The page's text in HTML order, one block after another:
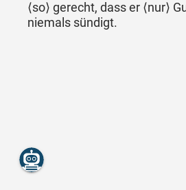
⟨so⟩ gerecht, dass er ⟨nur⟩
niemals sündigt.